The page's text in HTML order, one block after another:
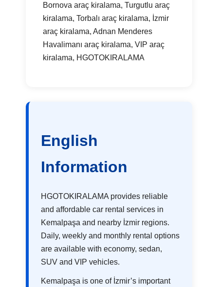
Bornova araç kiralama, Turgutlu araç
kiralama, Torbalı araç kiralama, İzmir
araç kiralama, Adnan Menderes
Havalimanı araç kiralama, VIP araç
kiralama, HGOTOKIRALAMA
English
Information
HGOTOKIRALAMA provides reliable
and affordable car rental services in
Kemalpaşa and nearby İzmir regions.
Daily, weekly and monthly rental options
are available with economy, sedan,
SUV and VIP vehicles.
Kemalpaşa is one of İzmir’s important